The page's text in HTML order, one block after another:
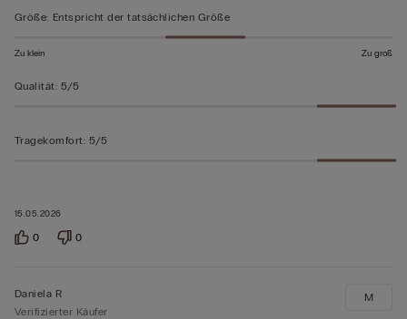
bewertet
15.05.2026
Größe: Entspricht der tatsächlichen Größe
Zu klein Zu groß
Qualität: 5/5
Tragekomfort: 5/5
0 0
Daniela R
Verifizierter Käufer
M